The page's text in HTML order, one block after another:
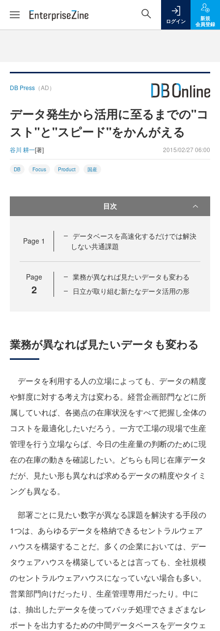
ログイン
新規
会員登録
DB Press （AD）
データ発生から活用に至るまでの"コ
スト"と"スピード"をかんがえる
谷川 耕一[著] 2015/02/27 06:00
DB Focus Product 国産
目次
Page 1
データベースを高速化するだけでは解決
しない共通課題
Page
2
業務が異なれば見たいデータも変わる
日立が取り組む新たなデータ活用の形
業務が異なれば見たいデータも変わる
データを利用する人の立場によっても、データの精度
や鮮度に対する考え方は変わる。経営企画部門などに所
属していれば、各拠点の在庫状況をすべて把握し全体の
コストを最適化したいだろう。一方で工場の現場で生産
管理を行う立場ならば、今日の生産量の判断のために現
在の在庫の動きを確認したい。どちらも同じ在庫データ
だが、見たい形も異なれば求めるデータの精度やタイミ
ングも異なる。
部署ごとに見たい数字が異なる課題を解決する手段の
1つは、あらゆるデータを格納できるセントラルウェア
ハウスを構築することだ。多くの企業においては、デー
タウェアハウスを構築しているとは言っても、全社規模
のセントラルウェアハウスになっていない場合も多い。
営業部門向けだったり、生産管理専用だったり。中に
は、抽出したデータを使ってバッチ処理でさまざまなレ
ポートを出力するための中間データベースをデータウェ